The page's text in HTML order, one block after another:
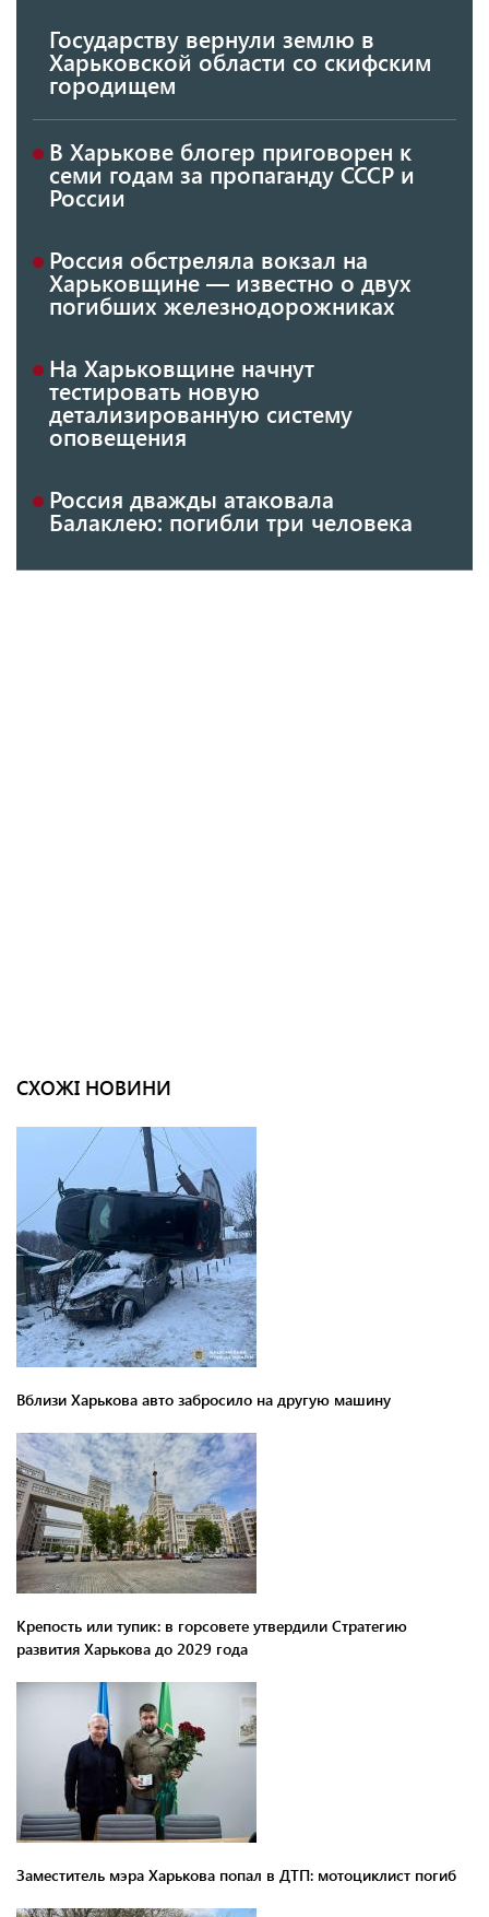
Государству вернули землю в
Харьковской области со скифским
городищем
В Харькове блогер приговорен к
семи годам за пропаганду СССР и
России
Россия обстреляла вокзал на
Харьковщине — известно о двух
погибших железнодорожниках
На Харьковщине начнут
тестировать новую
детализированную систему
оповещения
Россия дважды атаковала
Балаклею: погибли три человека
СХОЖІ НОВИНИ
Вблизи Харькова авто забросило на другую машину
Крепость или тупик: в горсовете утвердили Стратегию
развития Харькова до 2029 года
Заместитель мэра Харькова попал в ДТП: мотоциклист погиб